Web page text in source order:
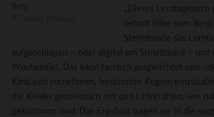
„Dieses
betont Silke vom
Sternstunde das
aufgeschlagen – oder digital am Smartboard –
Wochenziel. Das kann fachlich ausgerichtet sein
Kind sich vornehmen, bestimmte Regeln
die Kinder gemeinsam mit den Lehrkräften, wie
gekommen sind. Das Ergebnis tragen sie in die